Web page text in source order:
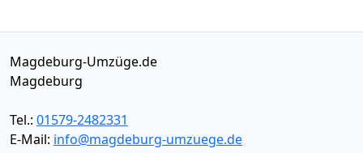
Magdeburg-Umzüge.de
Magdeburg
Tel.: 01579-2482331
E-Mail: info@magdeburg-umzuege.de